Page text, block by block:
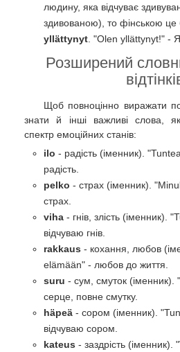
людину, яка відчуває
здивованою), то фінською це
yllättynyt . "Olen yllättynyt!" -
Розширений
Щоб повноцінно виражати
знати й інші важливі слова,
спектр емоційних станів:
ilo - радість (іменник).
радість.
pelko - страх (іменник).
страх.
viha - гнів, злість (іменник).
відчуваю гнів.
rakkaus - кохання, любов
elämään" - любов до життя.
suru - сум, смуток
серце, повне смутку.
häpeä - сором (іменник).
відчуваю сором.
kateus - заздрість